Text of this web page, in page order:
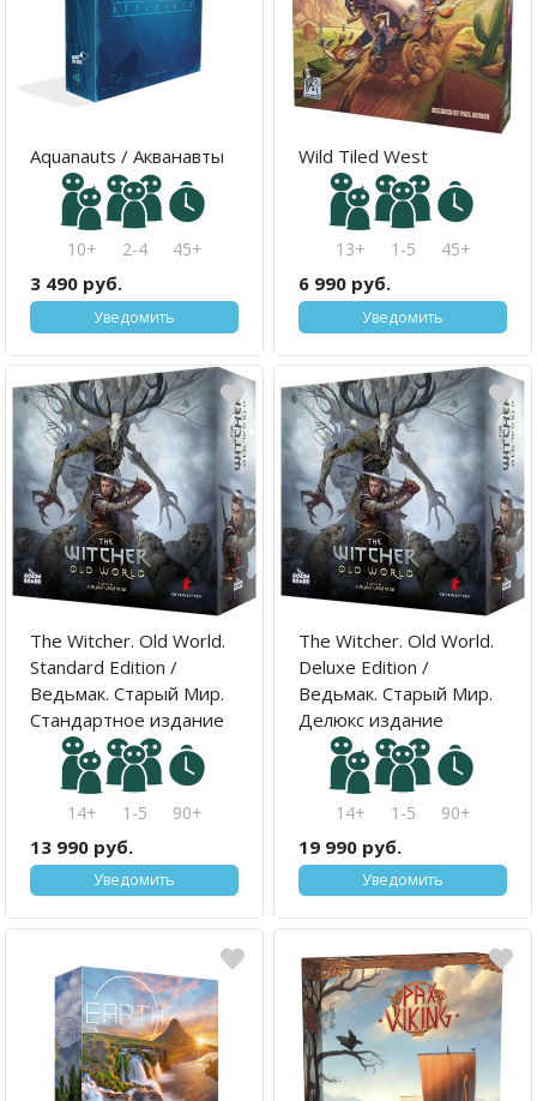
Aquanauts / Акванавты
10+ 2-4 45+
3 490 руб.
Уведомить
Wild Tiled West
13+ 1-5 45+
6 990 руб.
Уведомить
The Witcher. Old World.
Standard Edition /
Ведьмак. Старый Мир.
Стандартное издание
14+ 1-5 90+
13 990 руб.
Уведомить
The Witcher. Old World.
Deluxe Edition /
Ведьмак. Старый Мир.
Делюкс издание
14+ 1-5 90+
19 990 руб.
Уведомить